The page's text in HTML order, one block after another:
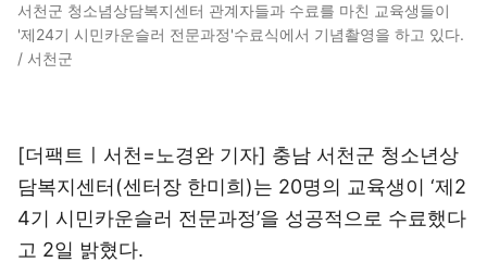
서천군 청소념상담복지센터 관계자들과 수료를 마친 교육생들이
'제24기 시민카운슬러 전문과정'수료식에서 기념촬영을 하고 있다.
/ 서천군
[더팩트ㅣ서천=노경완 기자] 충남 서천군 청소년상
담복지센터(센터장 한미희)는 20명의 교육생이 ‘제2
4기 시민카운슬러 전문과정’을 성공적으로 수료했다
고 2일 밝혔다.